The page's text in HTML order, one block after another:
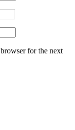
for the next